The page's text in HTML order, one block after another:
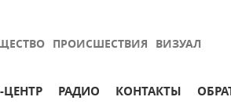
ПРОИСШЕСТВИЯ ВИЗУАЛ
ЦЕНТР РАДИО КОНТАКТЫ